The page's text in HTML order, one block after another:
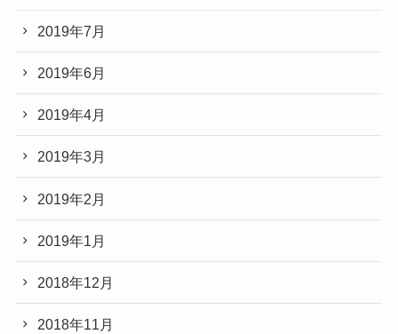
2019年7月
2019年6月
2019年4月
2019年3月
2019年2月
2019年1月
2018年12月
2018年11月